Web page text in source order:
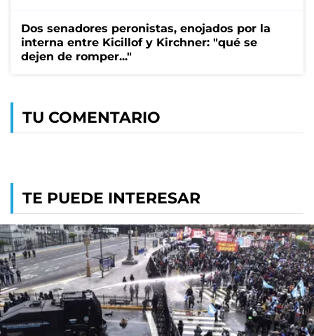
Dos senadores peronistas, enojados por la
interna entre Kicillof y Kirchner: "qué se
dejen de romper..."
TU COMENTARIO
TE PUEDE INTERESAR